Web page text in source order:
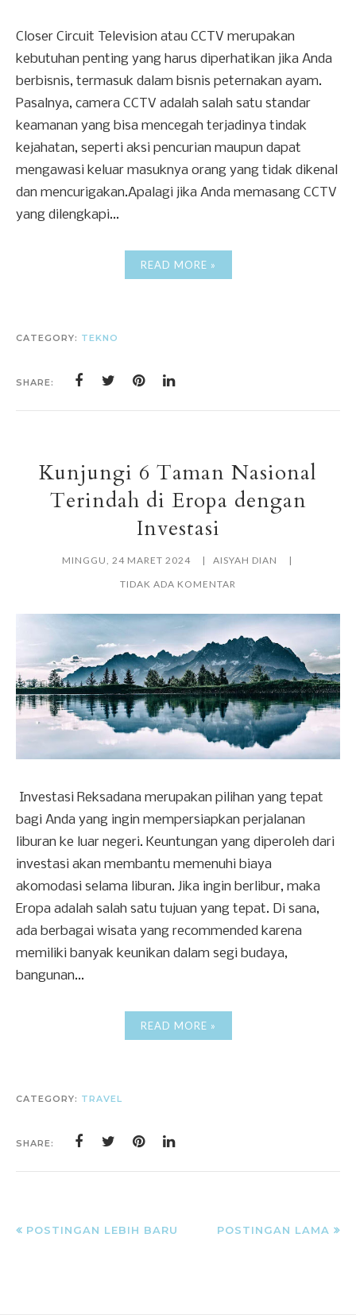
Closer Circuit Television atau CCTV merupakan
kebutuhan penting yang harus diperhatikan jika Anda
berbisnis, termasuk dalam bisnis peternakan ayam.
Pasalnya, camera CCTV adalah salah satu standar
keamanan yang bisa mencegah terjadinya tindak
kejahatan, seperti aksi pencurian maupun dapat
mengawasi keluar masuknya orang yang tidak dikenal
dan mencurigakan.Apalagi jika Anda memasang CCTV
yang dilengkapi...
READ MORE »
CATEGORY: TEKNO
SHARE:
Kunjungi 6 Taman Nasional
Terindah di Eropa dengan
Investasi
MINGGU, 24 MARET 2024
AISYAH DIAN
TIDAK ADA KOMENTAR
Investasi Reksadana merupakan pilihan yang tepat
bagi Anda yang ingin mempersiapkan perjalanan
liburan ke luar negeri. Keuntungan yang diperoleh dari
investasi akan membantu memenuhi biaya
akomodasi selama liburan. Jika ingin berlibur, maka
Eropa adalah salah satu tujuan yang tepat. Di sana,
ada berbagai wisata yang recommended karena
memiliki banyak keunikan dalam segi budaya,
bangunan...
READ MORE »
CATEGORY: TRAVEL
SHARE:
POSTINGAN LEBIH BARU POSTINGAN LAMA